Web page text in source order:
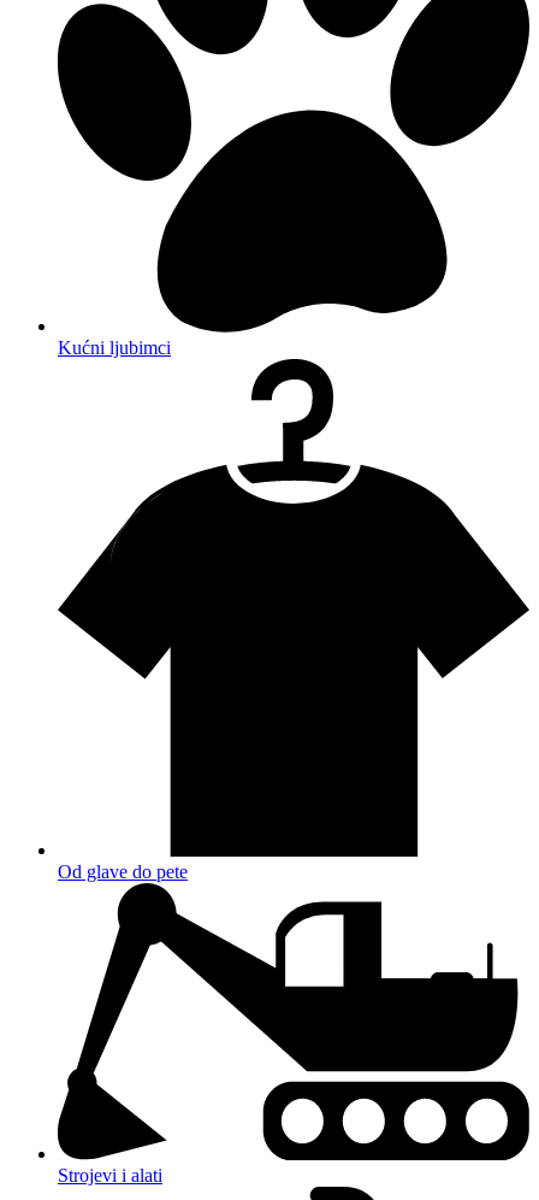
Kućni ljubimci
Od glave do pete
Strojevi i alati